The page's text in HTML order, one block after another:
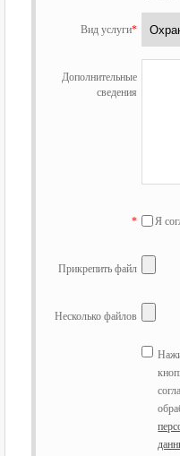
Вид услуги*
Дополнительные
сведения
* Я
Прикрепить файл
Несколько файлов